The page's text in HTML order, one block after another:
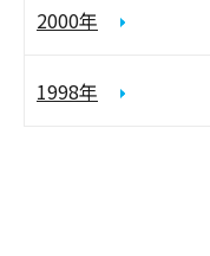
2000年
1998年